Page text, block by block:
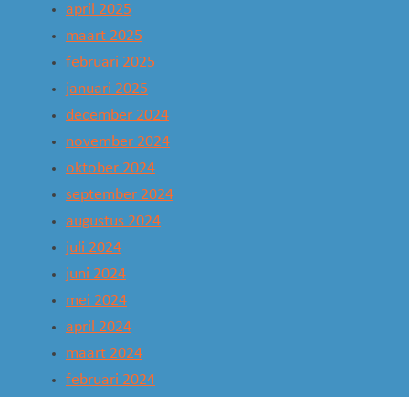
april 2025
maart 2025
februari 2025
januari 2025
december 2024
november 2024
oktober 2024
september 2024
augustus 2024
juli 2024
juni 2024
mei 2024
april 2024
maart 2024
februari 2024